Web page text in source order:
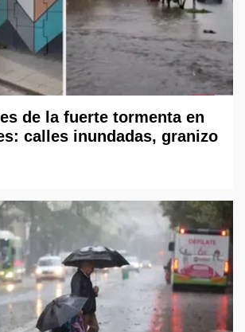
de la fuerte tormenta en
calles inundadas, granizo